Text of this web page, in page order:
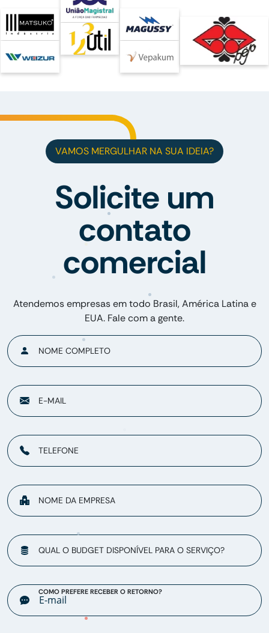
VAMOS MERGULHAR NA SUA IDEIA?
Solicite um
contato
comercial
Atendemos empresas em todo Brasil, América Latina e
EUA. Fale com a gente.
NOME COMPLETO
E-MAIL
TELEFONE
NOME DA EMPRESA
QUAL O BUDGET DISPONÍVEL PARA O SERVIÇO?
COMO PREFERE RECEBER O RETORNO?